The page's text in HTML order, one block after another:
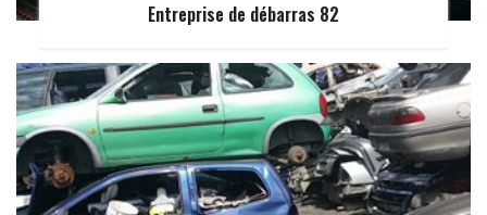
Entreprise de débarras 82